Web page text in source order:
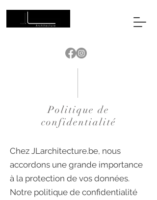
Politique de
confidentialité
Chez JLarchitecture.be, nous
accordons une grande importance
à la protection de vos données.
Notre politique de confidentialité